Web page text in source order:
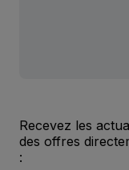
Recevez les
des offres
: